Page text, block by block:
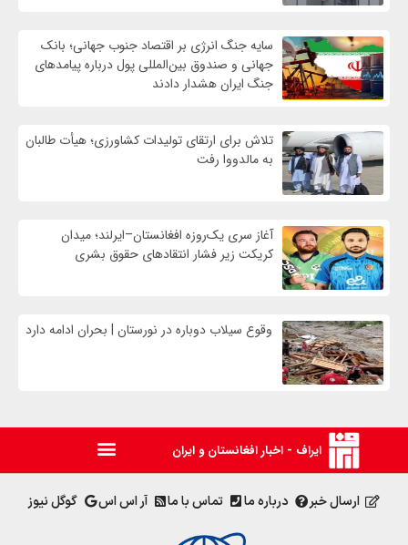
سایه جنگ انرژی بر اقتصاد جنوب جهانی؛ بانک
جهانی و صندوق بین‌المللی پول درباره پیامدهای
جنگ ایران هشدار دادند
تلاش برای ارتقای تولیدات کشاورزی؛ هیأت طالبان
به مالدووا رفت
آغاز سری یک‌روزه افغانستان–ایرلند؛ میدان
کریکت زیر فشار انتقادهای حقوق بشری
وقوع سیلاب دوباره در نورستان | بحران ادامه دارد
ایراف - اخبار افغانستان و ایران
ارسال خبر درباره ما تماس با ما آر اس اس گوگل نیوز